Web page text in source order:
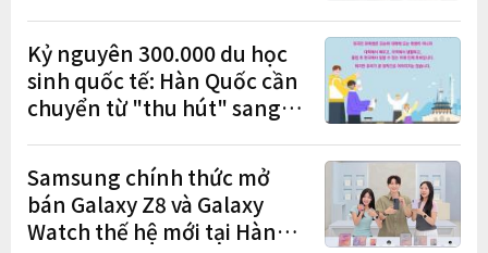
Kỷ nguyên 300.000 du học
sinh quốc tế: Hàn Quốc cần
chuyển từ "thu hút" sang
Samsung chính thức mở
bán Galaxy Z8 và Galaxy
Watch thế hệ mới tại Hàn